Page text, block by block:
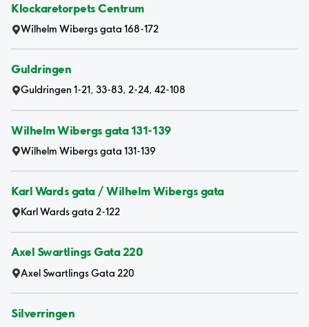
Klockaretorpets Centrum
Wilhelm Wibergs gata 168-172
Guldringen
Guldringen 1-21, 33-83, 2-24, 42-108
Wilhelm Wibergs gata 131-139
Wilhelm Wibergs gata 131-139
Karl Wards gata / Wilhelm Wibergs gata
Karl Wards gata 2-122
Axel Swartlings Gata 220
Axel Swartlings Gata 220
Silverringen